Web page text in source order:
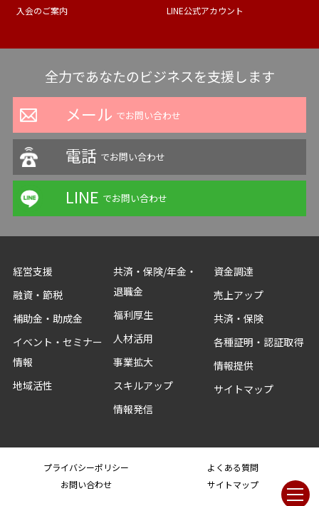
入会のご案内
LINE公式アカウント
全力であなたのビジネスを支援します
メール でお問い合わせ
電話 でお問い合わせ
LINE でお問い合わせ
経営支援
融資・節税
補助金・助成金
イベント・セミナー
情報
地域活性
共済・保険/年金・
退職金
福利厚生
人材活用
事業拡大
スキルアップ
情報発信
資金調達
売上アップ
共済・保険
各種証明・認証取得
情報提供
サイトマップ
プライバシーポリシー
よくある質問
お問い合わせ
サイトマップ